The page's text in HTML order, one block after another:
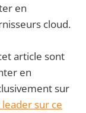
en
cloud.
article sont
en
sur
sur ce